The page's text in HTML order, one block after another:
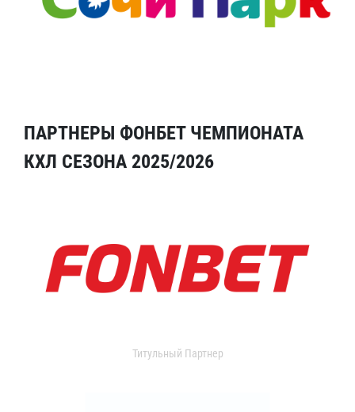
ПАРТНЕРЫ ФОНБЕТ ЧЕМПИОНАТА
КХЛ СЕЗОНА 2025/2026
Титульный Партнер